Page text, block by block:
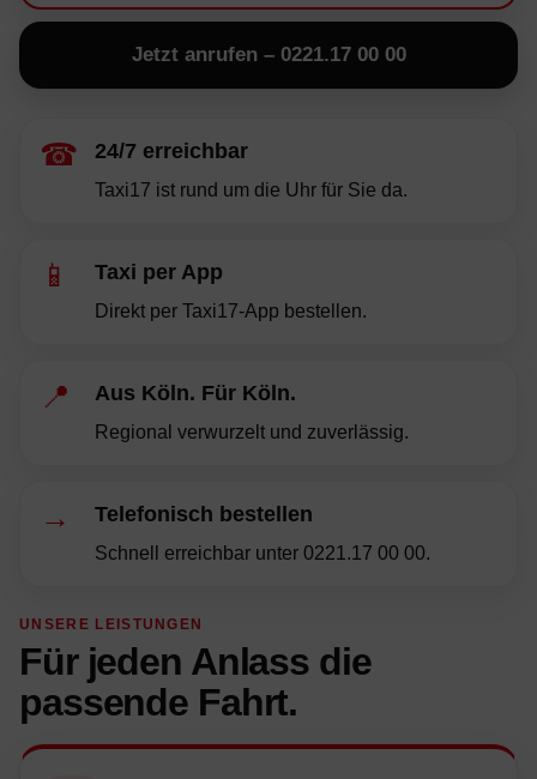
Jetzt anrufen – 0221.17 00 00
☎ 24/7 erreichbar
Taxi17 ist rund um die Uhr für Sie da.
📱 Taxi per App
Direkt per Taxi17-App bestellen.
📍 Aus Köln. Für Köln.
Regional verwurzelt und zuverlässig.
→ Telefonisch bestellen
Schnell erreichbar unter 0221.17 00 00.
UNSERE LEISTUNGEN
Für jeden Anlass die
passende Fahrt.